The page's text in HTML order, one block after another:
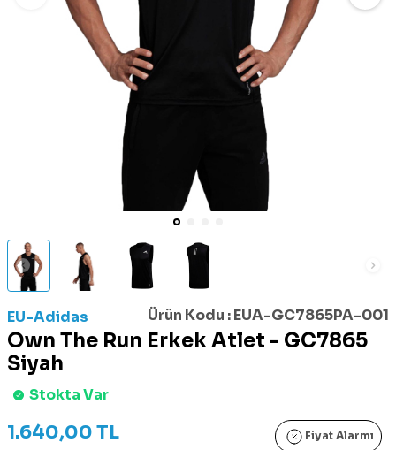
EU-Adidas Ürün Kodu :EUA-GC7865PA-001
Own The Run Erkek Atlet - GC7865
Siyah
Stokta Var
1.640,00TL Fiyat Alarmı